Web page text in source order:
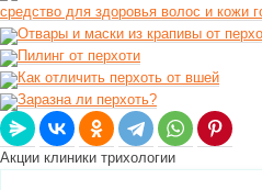
средство для здоровья волос и кожи
Отвары и маски из крапивы от
Пилинг от перхоти
Как отличить перхоть от вшей
Заразна ли перхоть?
Акции клиники трихологии